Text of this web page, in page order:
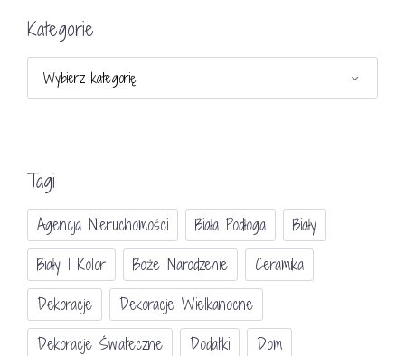
Kategorie
Tagi
Agencja Nieruchomości Biała Podłoga
Biały
Biały I Kolor
Boże Narodzenie
Ceramika
Dekoracje
Dekoracje Wielkanocne
Dekoracje Świateczne
Dodatki
Dom